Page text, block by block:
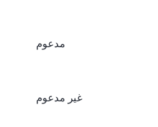
مدعوم
غير مدعوم